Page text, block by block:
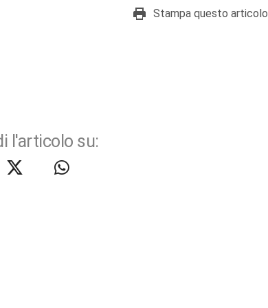
Stampa questo articolo
l'articolo su: